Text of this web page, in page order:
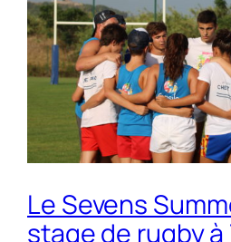
Le Sevens
stage de rugby à